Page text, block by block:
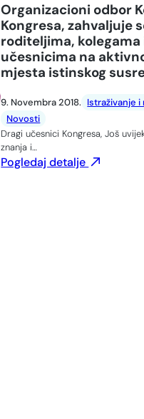
Organizacioni odbor
Kongresa, zahvaljuje
roditeljima,
učesnicima na
mjesta istinskog
9. Novembra 2018. Istraživanje i
Novosti
Dragi učesnici Kongresa, Još
znanja i…
Pogledaj detalje